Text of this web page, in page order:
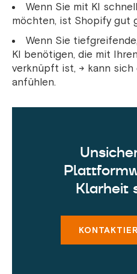
Wenn Sie mit KI
möchten, ist Shopify gut
Wenn Sie
KI benötigen, die mit
verknüpft ist, → kann sich
anfühlen.
Klarheit